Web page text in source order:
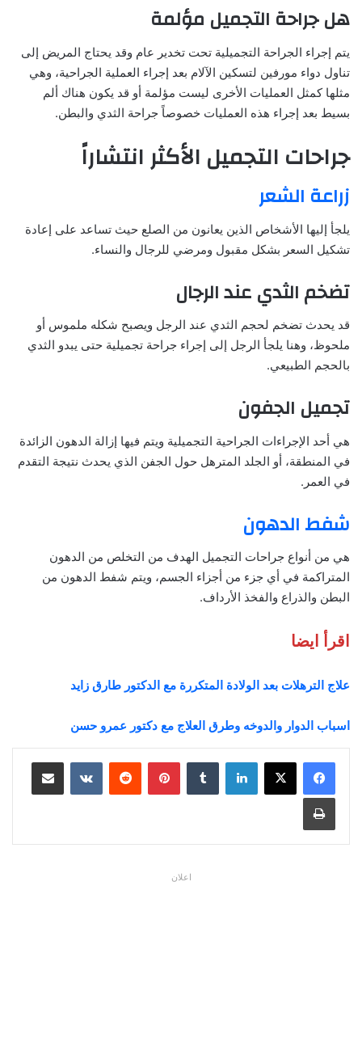
هل جراحة التجميل مؤلمة
يتم إجراء الجراحة التجميلية تحت تخدير عام وقد يحتاج المريض إلى
تناول دواء مورفين لتسكين الآلام بعد إجراء العملية الجراحية، وهي
مثلها كمثل العمليات الأخرى ليست مؤلمة أو قد يكون هناك ألم
بسيط بعد إجراء هذه العمليات خصوصاً جراحة الثدي والبطن.
جراحات التجميل الأكثر انتشاراً
زراعة الشعر
يلجأ إليها الأشخاص الذين يعانون من الصلع حيث تساعد على إعادة
تشكيل السعر بشكل مقبول ومرضي للرجال والنساء.
تضخم الثدي عند الرجال
قد يحدث تضخم لحجم الثدي عند الرجل ويصبح شكله ملموس أو
ملحوظ، وهنا يلجأ الرجل إلى إجراء جراحة تجميلية حتى يبدو الثدي
بالحجم الطبيعي.
تجميل الجفون
هي أحد الإجراءات الجراحية التجميلية ويتم فيها إزالة الدهون الزائدة
في المنطقة، أو الجلد المترهل حول الجفن الذي يحدث نتيجة التقدم
في العمر.
شفط الدهون
هي من أنواع جراحات التجميل الهدف من التخلص من الدهون
المتراكمة في أي جزء من أجزاء الجسم، ويتم شفط الدهون من
البطن والذراع والفخذ الأرداف.
اقرأ ايضا
علاج الترهلات بعد الولادة المتكررة مع الدكتور طارق زايد
اسباب الدوار والدوخه وطرق العلاج مع دكتور عمرو حسن
لينكدإن بينتيريست مشاركة عبر البريد
طباعة
اعلان